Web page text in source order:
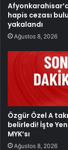
hapis cezası
yakalandı
Ağustos 8, 2026
Özgür Özel A
belirledi! İşte
MYK’sı
Ağustos 8, 2026